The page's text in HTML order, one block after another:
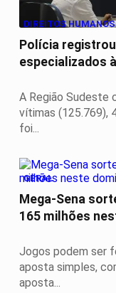
DIREITOS HUMANOS
Polícia
especializados
A Região Sudeste
vítimas (125.769),
foi...
GERAL
Mega-Sena
165 milhões
Jogos podem ser
aposta simples,
aposta...